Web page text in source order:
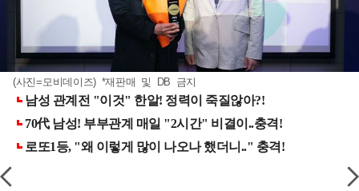
(사진=모비데이즈) *재판매 및 DB 금지